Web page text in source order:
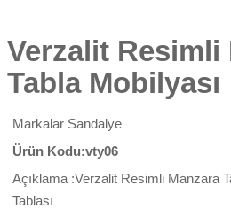
Verzalit Resimli
Tabla Mobilyası
Markalar Sandalye
Ürün Kodu:vty06
Açıklama :Verzalit Resimli Manzara
Tablası